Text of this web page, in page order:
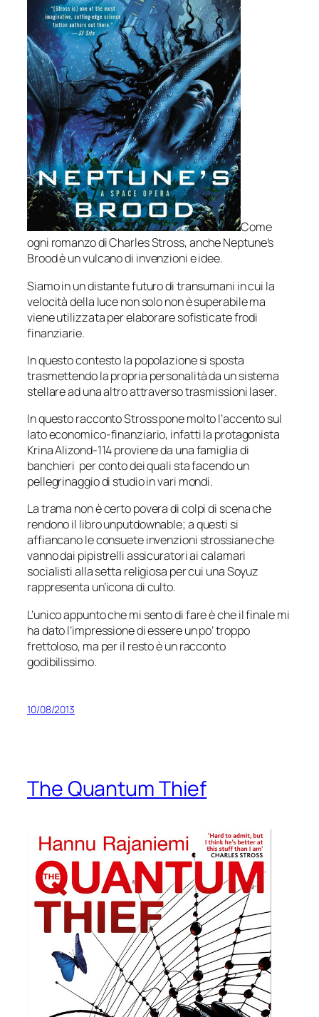
Come
ogni romanzo di Charles Stross, ancheNeptune’s
Broodè un vulcano di invenzioni e idee.
Siamo in un distante futuro di transumani in cui la
velocità della luce non solo non è superabile ma
viene utilizzata per elaborare sofisticate frodi
finanziarie.
In questo contesto la popolazione si sposta
trasmettendo la propria personalità da un sistema
stellare ad una altro attraverso trasmissioni laser.
In questo racconto Stross pone molto l’accento sul
lato economico-finanziario, infatti la protagonista
Krina Alizond-114 proviene da una famiglia di
banchieri per conto dei quali sta facendo un
pellegrinaggio di studio in vari mondi.
La trama non è certo povera di colpi di scena che
rendono il librounputdownable; a questi si
affiancano le consuete invenzioni strossiane che
vanno dai pipistrelli assicuratori ai calamari
socialisti alla setta religiosa per cui unaSoyuz
rappresenta un’icona di culto.
L’unico appunto che mi sento di fare è che il finale mi
ha dato l’impressione di essere un po’ troppo
frettoloso, ma per il resto è un racconto
godibilissimo.
10/08/2013
The Quantum Thief